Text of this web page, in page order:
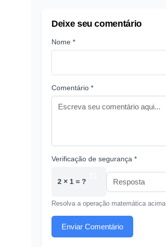
Deixe seu comentário
Nome *
Comentário *
Verificação de segurança *
2 × 1 = ?
Resolva a operação matemática acima
Enviar Comentário